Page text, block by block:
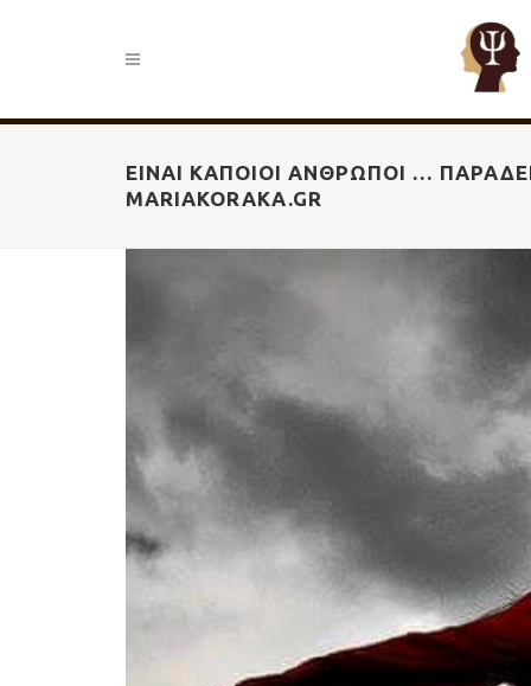
ΕΊΝΑΙ ΚΆΠΟΙΟΙ ΆΝΘΡΩΠΟΙ …
MARIAKORAKA.GR